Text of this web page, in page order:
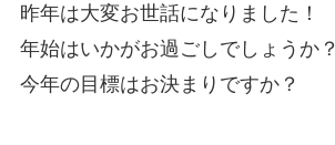
昨年は大変お世話になりました！
年始はいかがお過ごしでしょうか？
今年の目標はお決まりですか？